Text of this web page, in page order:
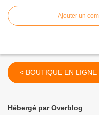
Ajouter un
< BOUTIQUE EN LIGNE
Hébergé par Overblog